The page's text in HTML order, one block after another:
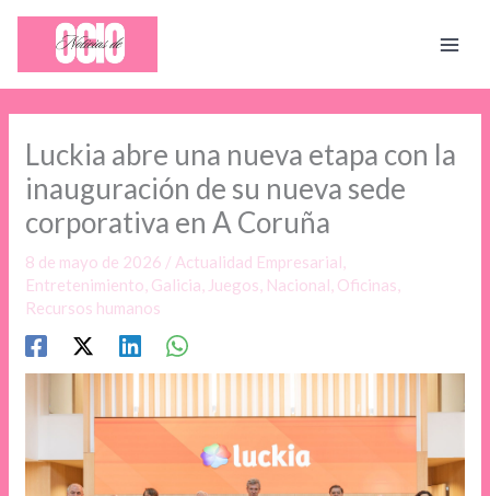
contenido
Luckia abre una nueva etapa con la
inauguración de su nueva sede
corporativa en A Coruña
8 de mayo de 2026 / Actualidad Empresarial,
Entretenimiento, Galicia, Juegos, Nacional, Oficinas,
Recursos humanos